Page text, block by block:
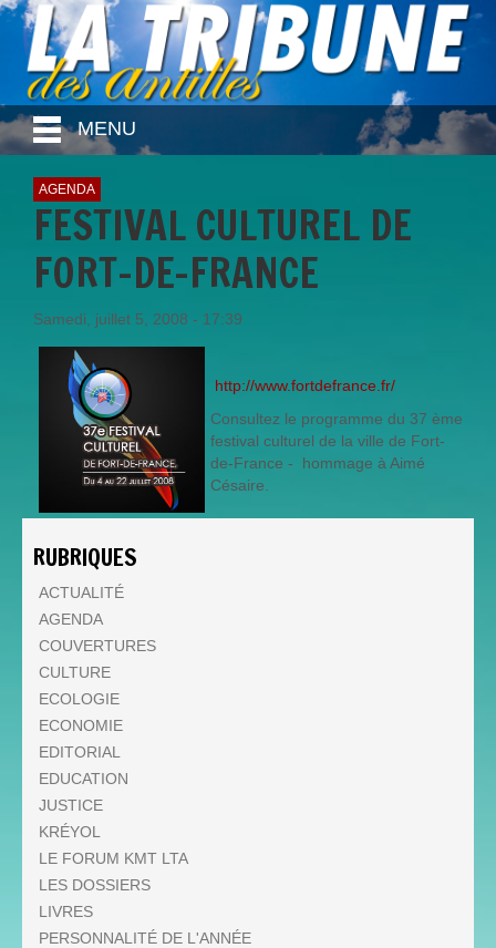
MENU
AGENDA
FESTIVAL CULTUREL DE
FORT-DE-FRANCE
Samedi, juillet 5, 2008 - 17:39
http://www.fortdefrance.fr/
Consultez le programme du 37 ème
festival culturel de la ville de Fort-
de-France - hommage à Aimé
Césaire.
RUBRIQUES
ACTUALITÉ
AGENDA
COUVERTURES
CULTURE
ECOLOGIE
ECONOMIE
EDITORIAL
EDUCATION
JUSTICE
KRÉYOL
LE FORUM KMT LTA
LES DOSSIERS
LIVRES
PERSONNALITÉ DE L'ANNÉE